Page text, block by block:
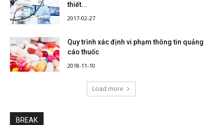
thiết...
2017-02-27
Quy trình xác định vi phạm thông tin quảng
cáo thuốc
2018-11-10
Load more
BREAK